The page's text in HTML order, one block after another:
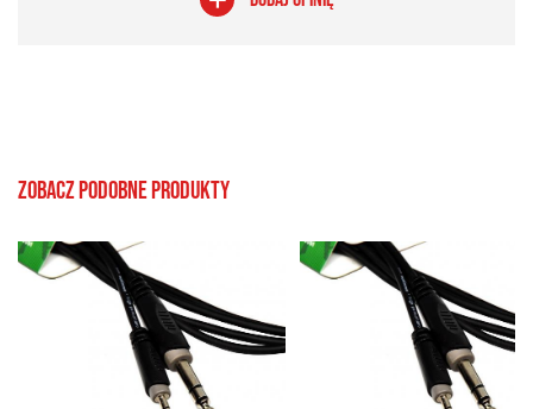
Zobacz podobne produkty